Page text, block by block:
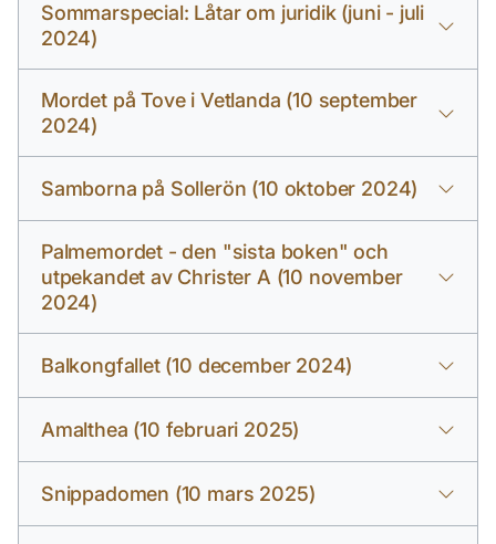
Sommarspecial: Låtar om juridik (juni - juli
2024)
Mordet på Tove i Vetlanda (10 september
2024)
Samborna på Sollerön (10 oktober 2024)
Palmemordet - den "sista boken" och
utpekandet av Christer A (10 november
2024)
Balkongfallet (10 december 2024)
Amalthea (10 februari 2025)
Snippadomen (10 mars 2025)